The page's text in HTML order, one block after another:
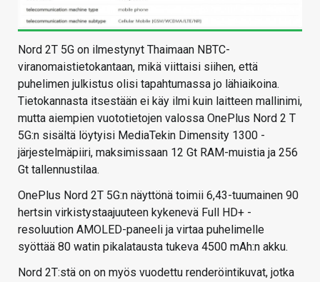
Nord 2T 5G on ilmestynyt Thaimaan NBTC-
viranomaistietokantaan, mikä viittaisi siihen, että
puhelimen julkistus olisi tapahtumassa jo lähiaikoina.
Tietokannasta itsestään ei käy ilmi kuin laitteen mallinimi,
mutta aiempien vuototietojen valossa OnePlus Nord 2 T
5G:n sisältä löytyisi MediaTekin Dimensity 1300 -
järjestelmäpiiri, maksimissaan 12 Gt RAM-muistia ja 256
Gt tallennustilaa.
OnePlus Nord 2T 5G:n näyttönä toimii 6,43-tuumainen 90
hertsin virkistystaajuuteen kykenevä Full HD+ -
resoluution AMOLED-paneeli ja virtaa puhelimelle
syöttää 80 watin pikalatausta tukeva 4500 mAh:n akku.
Nord 2T:stä on on myös vuodettu renderöintikuvat, jotka